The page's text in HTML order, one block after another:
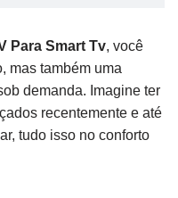
Para Smart Tv, você
mas também uma
demanda. Imagine ter
recentemente e até
tudo isso no conforto